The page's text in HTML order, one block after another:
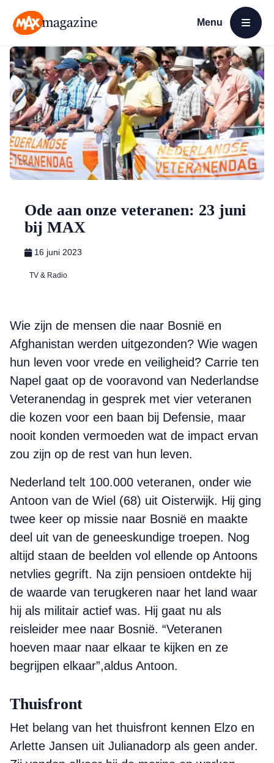
Menu
Open menu
Ode aan onze veteranen: 23 juni
bij MAX
16 juni 2023
TV & Radio
Wie zijn de mensen die naar Bosnië en
Afghanistan werden uitgezonden? Wie wagen
hun leven voor vrede en veiligheid? Carrie ten
Napel gaat op de vooravond van Nederlandse
Veteranendag in gesprek met vier veteranen
die kozen voor een baan bij Defensie, maar
nooit konden vermoeden wat de impact ervan
zou zijn op de rest van hun leven.
Nederland telt 100.000 veteranen, onder wie
Antoon van de Wiel (68) uit Oisterwijk. Hij ging
twee keer op missie naar Bosnië en maakte
deel uit van de geneeskundige troepen. Nog
altijd staan de beelden vol ellende op Antoons
netvlies gegrift. Na zijn pensioen ontdekte hij
de waarde van terugkeren naar het land waar
hij als militair actief was. Hij gaat nu als
reisleider mee naar Bosnië. “Veteranen
hoeven maar naar elkaar te kijken en ze
begrijpen elkaar”,aldus Antoon.
Thuisfront
Het belang van het thuisfront kennen Elzo en
Arlette Jansen uit Julianadorp als geen ander.